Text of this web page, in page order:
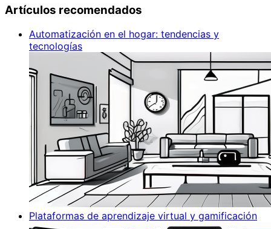
Artículos recomendados
Automatización en el hogar: tendencias y
tecnologías
Plataformas de aprendizaje virtual y gamificación